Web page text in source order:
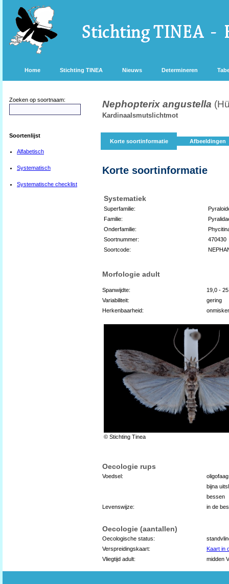
Home Stichting TINEA Nieuws Determineren
Zoeken op soortnaam:
Soortenlijst
Alfabetisch
Systematisch
Systematische checklist
Nephopterix angustella
Kardinaalsmutslichtmot
Korte soortinformatie Afbeeldingen
Korte soortinformatie
Systematiek
Superfamilie:
Familie:
Onderfamilie:
Soortnummer:
470430
Soortcode:
Morfologie adult
Spanwijdte:
19,0 -
Variabiliteit:
gering
Herkenbaarheid:
© Stichting Tinea
Oecologie rups
Voedsel:
bijna
bessen
Levenswijze:
in de
Oecologie (aantallen)
Oecologische status:
Verspreidingskaart:
Kaart in
Vliegtijd adult:
midden